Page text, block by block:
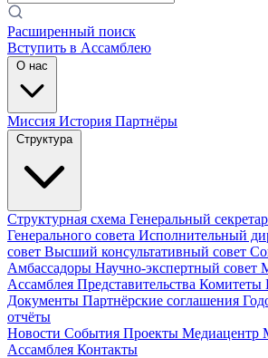
Расширенный поиск
Вступить в Ассамблею
О нас
Миссия История Партнёры
Структура
Структурная схема Генеральный
Генерального совета Исполнительный
совет Высший консультативный совет
Амбассадоры Научно-экспертный совет
Ассамблея Представительства Комитеты
Документы Партнёрские соглашения
отчёты
Новости События Проекты Медиацентр
Ассамблея Контакты